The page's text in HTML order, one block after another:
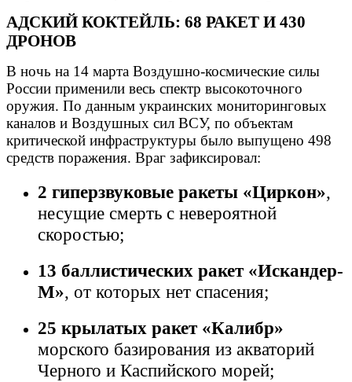
АДСКИЙ КОКТЕЙЛЬ: 68 РАКЕТ И 430
ДРОНОВ
В ночь на 14 марта Воздушно-космические силы
России применили весь спектр высокоточного
оружия. По данным украинских мониторинговых
каналов и Воздушных сил ВСУ, по объектам
критической инфраструктуры было выпущено 498
средств поражения. Враг зафиксировал:
2 гиперзвуковые ракеты «Циркон»,
несущие смерть с невероятной
скоростью;
13 баллистических ракет «Искандер-
М», от которых нет спасения;
25 крылатых ракет «Калибр»
морского базирования из акваторий
Черного и Каспийского морей;